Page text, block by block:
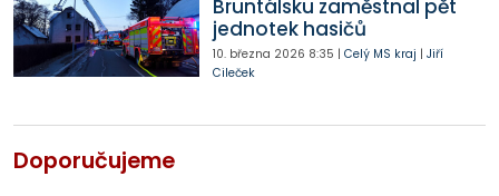
Bruntálsku zaměstnal pět
jednotek hasičů
10. března 2026 8:35 | Celý MS kraj | Jiří
Cileček
Doporučujeme